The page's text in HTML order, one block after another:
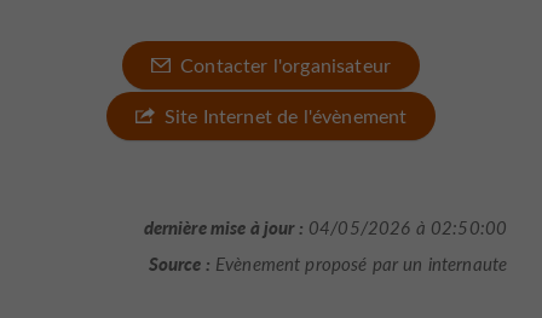
Contacter l'organisateur
Site Internet de l'évènement
dernière mise à jour : 04/05/2026 à 02:50:00
Source : Evènement proposé par un internaute